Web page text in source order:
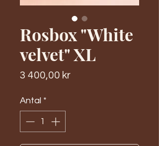
Rosbox "White
velvet" XL
3 400,00 krPris
Antal *